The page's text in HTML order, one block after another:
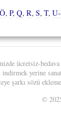
, P, Q, R, S, T,
ücretsiz-
yerine
şarkı sözü
©